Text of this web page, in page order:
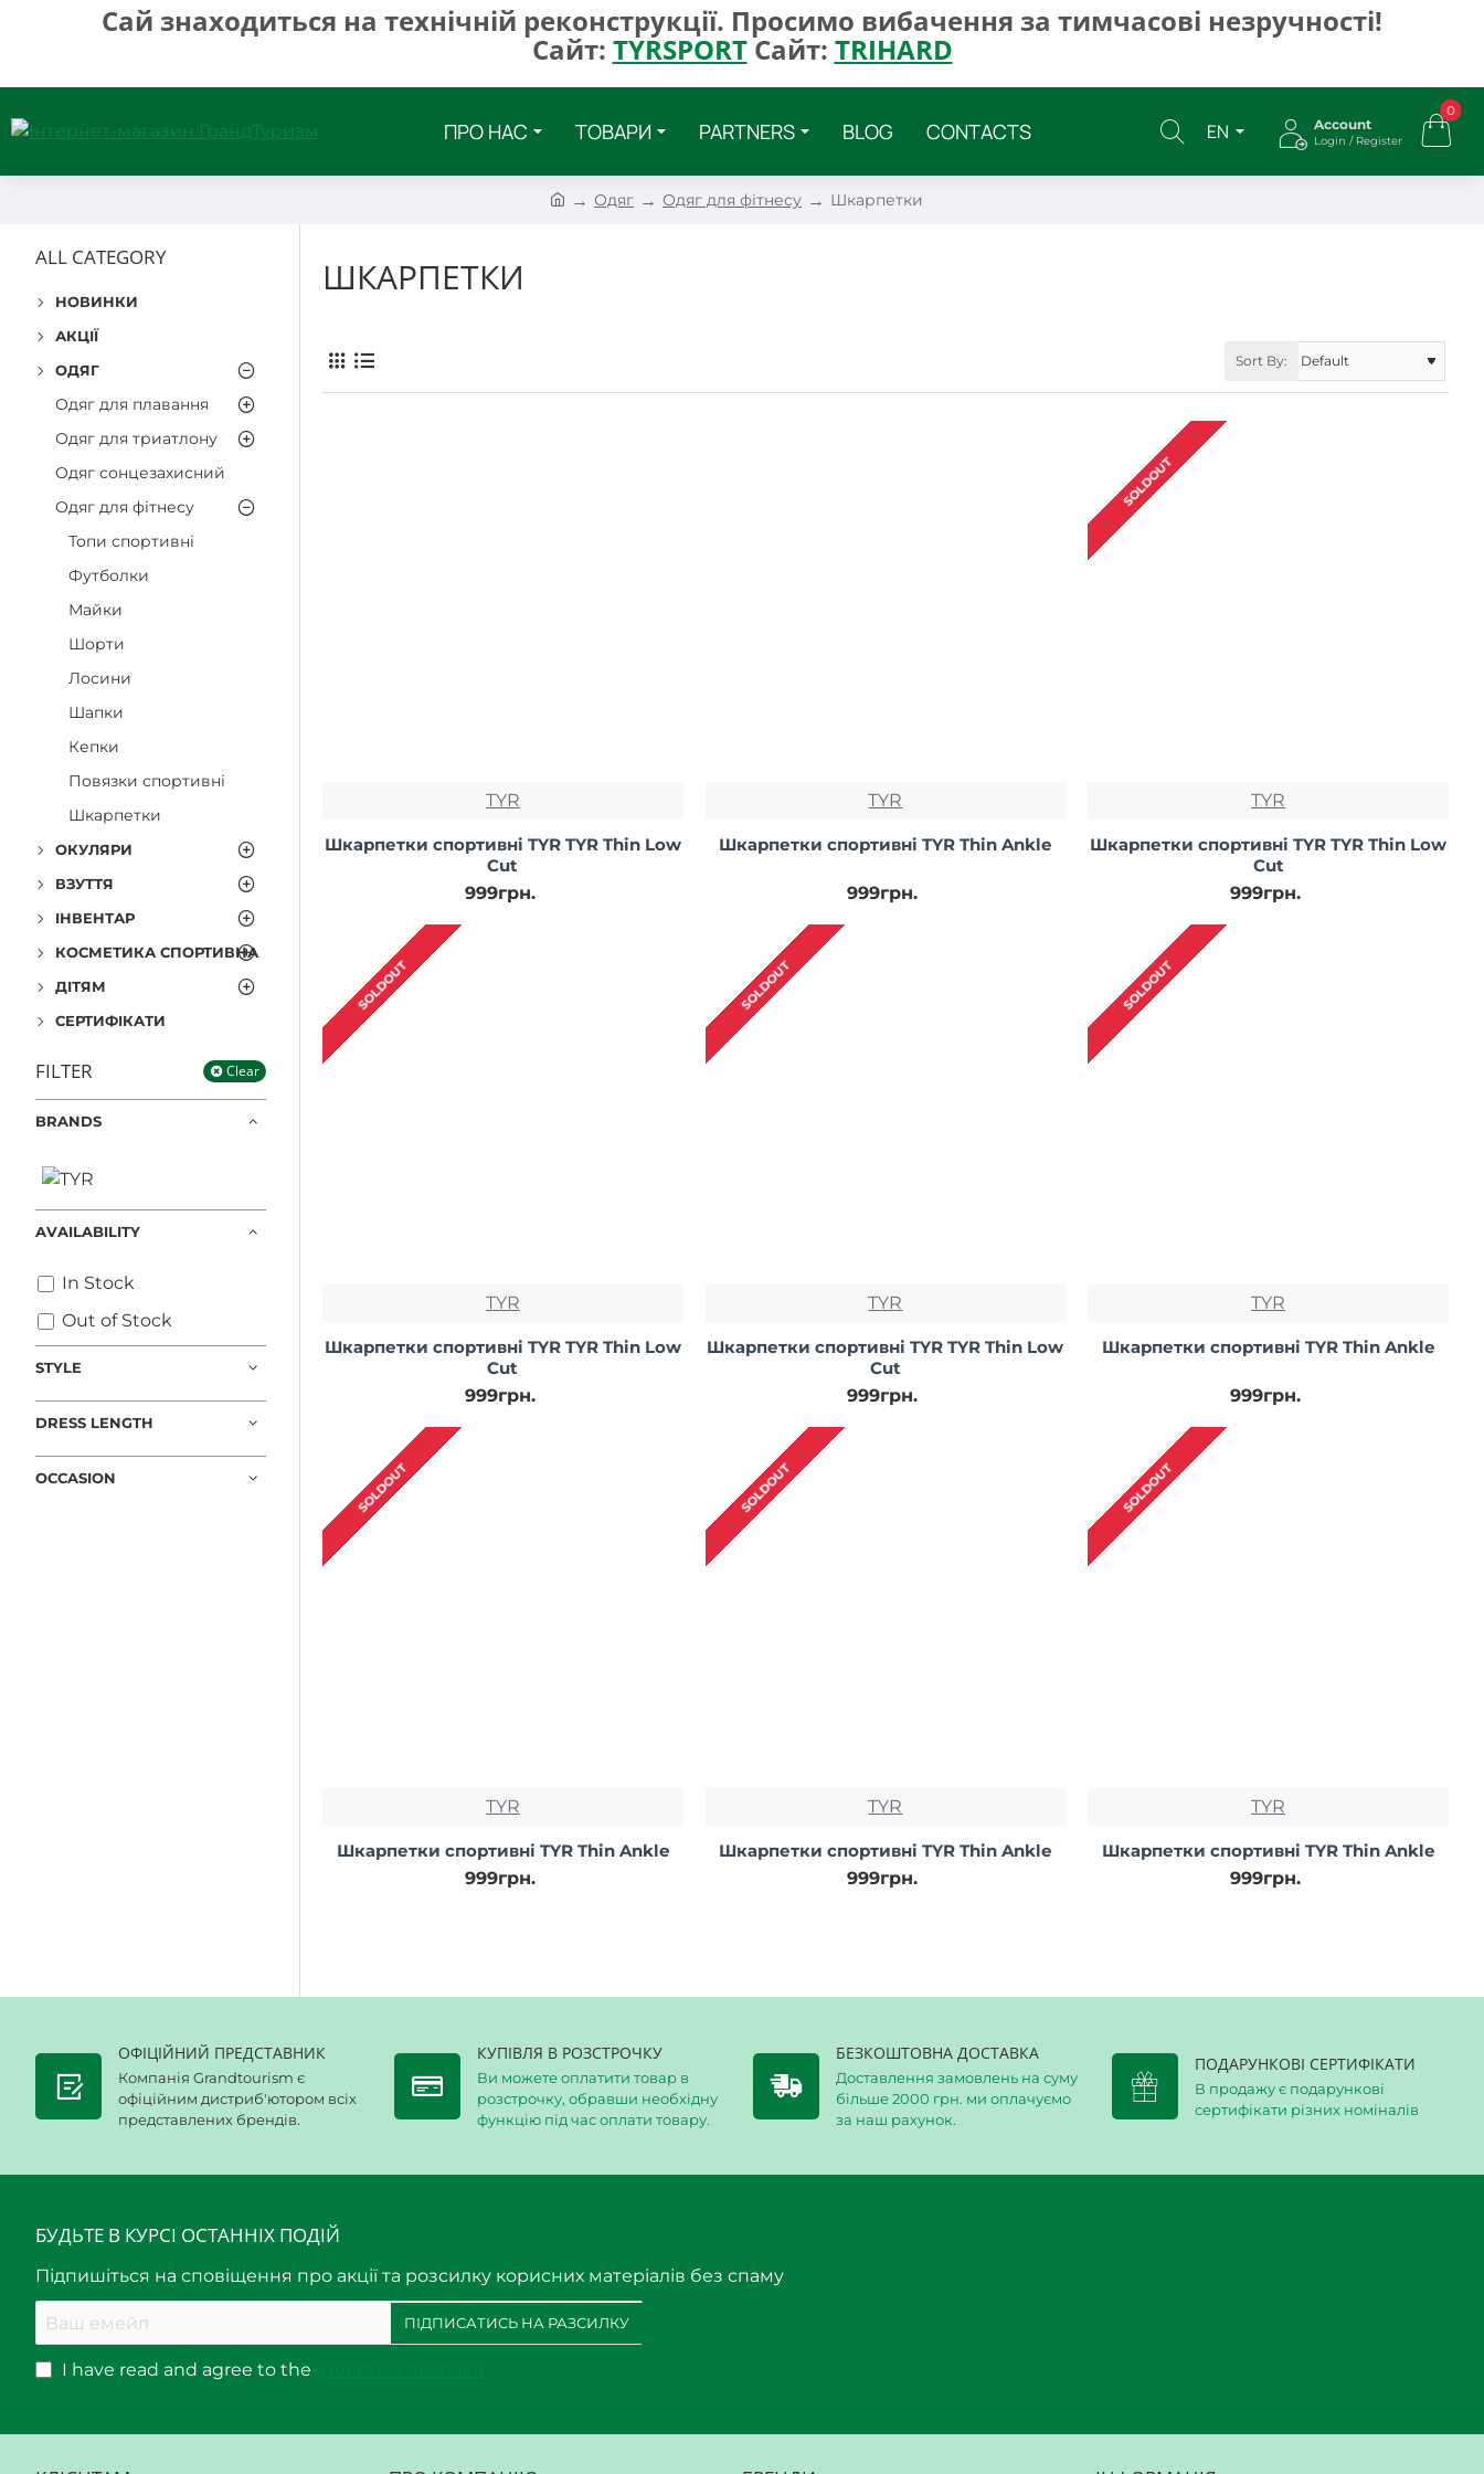
Сай знаходиться на технічній реконструкції. Просимо вибачення за тимчасові незручності!
Сайт: TYRSPORTСайт: TRIHARD
ПРО НАС ТОВАРИ PARTNERS BLOG CONTACTS EN Account
Login / Register
0
Одяг Одяг для фітнесу Шкарпетки
ALL CATEGORY
НОВИНКИ
АКЦІЇ
ОДЯГ
Одяг для плавання
Одяг для триатлону
Одяг сонцезахисний
Одяг для фітнесу
Топи спортивні
Футболки
Майки
Шорти
Лосини
Шапки
Кепки
Повязки спортивні
Шкарпетки
ОКУЛЯРИ
ВЗУТТЯ
ІНВЕНТАР
КОСМЕТИКА СПОРТИВНА
ДІТЯМ
СЕРТИФІКАТИ
FILTER Clear
BRANDS
AVAILABILITY
In Stock
Out of Stock
STYLE
DRESS LENGTH
OCCASION
ШКАРПЕТКИ
Sort By:
TYR
Шкарпетки спортивні TYR TYR Thin Low
Cut
999грн.
TYR
Шкарпетки спортивні TYR Thin Ankle
999грн.
SOLDOUT
TYR
Шкарпетки спортивні TYR TYR Thin Low
Cut
999грн.
SOLDOUT
TYR
Шкарпетки спортивні TYR TYR Thin Low
Cut
999грн.
SOLDOUT
TYR
Шкарпетки спортивні TYR TYR Thin Low
Cut
999грн.
SOLDOUT
TYR
Шкарпетки спортивні TYR Thin Ankle
999грн.
SOLDOUT
TYR
Шкарпетки спортивні TYR Thin Ankle
999грн.
SOLDOUT
TYR
Шкарпетки спортивні TYR Thin Ankle
999грн.
SOLDOUT
TYR
Шкарпетки спортивні TYR Thin Ankle
999грн.
ОФІЦІЙНИЙ ПРЕДСТАВНИК
Компанія Grandtourism є
офіційним дистриб'ютором всіх
представлених брендів.
КУПІВЛЯ В РОЗСТРОЧКУ
Ви можете оплатити товар в
розстрочку, обравши необхідну
функцію під час оплати товару.
БЕЗКОШТОВНА ДОСТАВКА
Доставлення замовлень на суму
більше 2000 грн. ми оплачуємо
за наш рахунок.
ПОДАРУНКОВІ СЕРТИФІКАТИ
В продажу є подарункові
сертифікати різних номіналів
БУДЬТЕ В КУРСІ ОСТАННІХ ПОДІЙ
Підпишіться на сповіщення про акції та розсилку корисних матеріалів без спаму
Ваш
емейл
ПІДПИСАТИСЬ НА РАЗСИЛКУ
I have read and agree to the